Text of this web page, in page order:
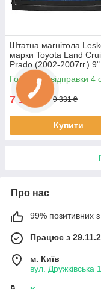
Штатна магнітола
марки Toyota Land
Prado (2002-2007гг.)
GPS Android крузер 4шт
Готово до відправки 4
7 177 9 331 ₴
Купити
Про нас
99% позитивних з
Працює з
м. Київ
вул. Дружківська